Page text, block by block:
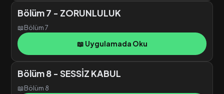
Bölüm 7 - ZORUNLULUK
📖Bölüm 7
📖 Uygulamada Oku
Bölüm 8 - SESSİZ KABUL
📖Bölüm 8